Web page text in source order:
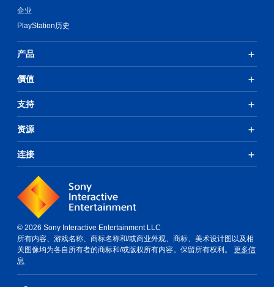
企业
PlayStation历史
产品
價值
支持
资源
连接
© 2026 Sony Interactive Entertainment LLC
所有内容、游戏名称、商标名称和/或商业外观、商标、美术设计图以及相
关图像均为各自所有者的商标和/或版权所有内容。保留所有权利。 更多信
息